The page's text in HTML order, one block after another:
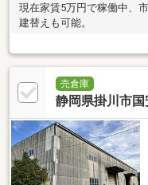
現在家賃5万円で稼働中、
建替えも可能。
売倉庫
静岡県掛川市国